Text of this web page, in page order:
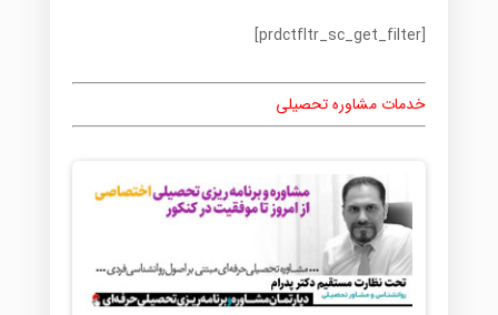
[prdctfltr_sc_get_filter]
خدمات مشاوره تحصیلی